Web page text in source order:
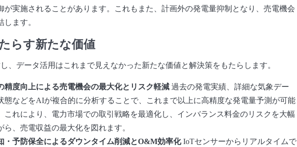
が実施されることがあります。これもまた、計画外の発電量抑制となり、売電機会
ます。
らす新たな価値
、データ活用はこれまで見えなかった新たな価値と解決策をもたらします。
精度向上による売電機会の最大化とリスク軽減 過去の発電実績、詳細な気象デー
態などをAIが複合的に分析することで、これまで以上に高精度な発電量予測が可能
これにより、電力市場での取引戦略を最適化し、インバランス料金のリスクを大幅
ら、売電収益の最大化を図れます。
・予防保全によるダウンタイム削減とO&M効率化IoTセンサーからリアルタイムで